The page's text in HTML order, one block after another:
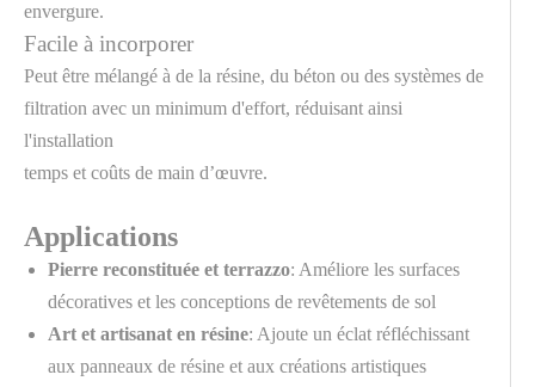
envergure.
Facile à incorporer
Peut être mélangé à de la résine, du béton ou des systèmes de
filtration avec un minimum d'effort, réduisant ainsi
l'installation
temps et coûts de main d’œuvre.
Applications
Pierre reconstituée et terrazzo: Améliore les surfaces
décoratives et les conceptions de revêtements de sol
Art et artisanat en résine: Ajoute un éclat réfléchissant
aux panneaux de résine et aux créations artistiques